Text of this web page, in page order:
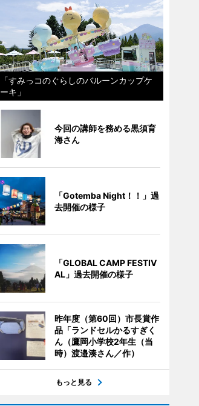
「すみっコのぐらしのバルーンカップケ
ーキ」
今回の講師を務める黒須育
海さん
「Gotemba Night！！」過
去開催の様子
「GLOBAL CAMP FESTIV
AL」過去開催の様子
昨年度（第60回）市長賞作
品「ランドセルかるすぎく
ん（鷹岡小学校2年生（当
時）渡邉湊さん／作）
もっと見る